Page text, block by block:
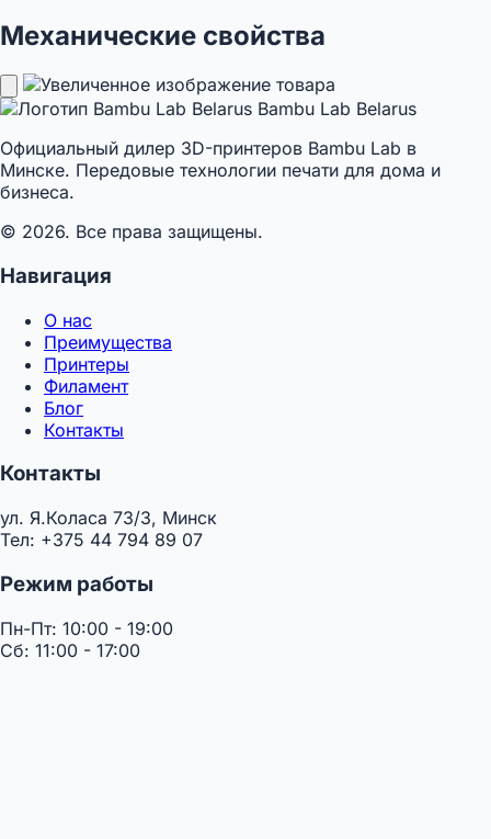
Механические свойства
Bambu Lab Belarus
Официальный дилер 3D-принтеров Bambu Lab в
Минске. Передовые технологии печати для дома и
бизнеса.
© 2026. Все права защищены.
Навигация
О нас
Преимущества
Принтеры
Филамент
Блог
Контакты
Контакты
ул. Я.Коласа 73/3, Минск
Тел: +375 44 794 89 07
Режим работы
Пн-Пт: 10:00 - 19:00
Сб: 11:00 - 17:00